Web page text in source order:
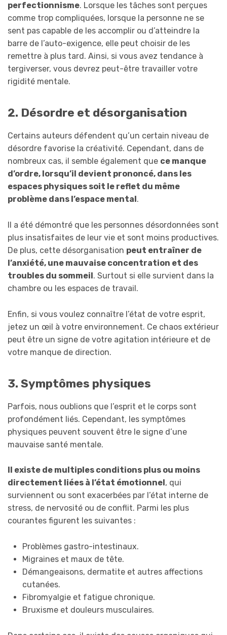
perfectionnisme. Lorsque les tâches sont perçues
comme trop compliquées, lorsque la personne ne se
sent pas capable de les accomplir ou d’atteindre la
barre de l’auto-exigence, elle peut choisir de les
remettre à plus tard. Ainsi, si vous avez tendance à
tergiverser, vous devrez peut-être travailler votre
rigidité mentale.
2. Désordre et désorganisation
Certains auteurs défendent qu’un certain niveau de
désordre favorise la créativité. Cependant, dans de
nombreux cas, il semble également que ce manque
d’ordre, lorsqu’il devient prononcé, dans les
espaces physiques soit le reflet du même
problème dans l’espace mental .
Il a été démontré que les personnes désordonnées sont
plus insatisfaites de leur vie et sont moins productives.
De plus, cette désorganisation peut entraîner de
l’anxiété, une mauvaise concentration et des
troubles du sommeil. Surtout si elle survient dans la
chambre ou les espaces de travail.
Enfin, si vous voulez connaître l’état de votre esprit,
jetez un œil à votre environnement. Ce chaos extérieur
peut être un signe de votre agitation intérieure et de
votre manque de direction.
3. Symptômes physiques
Parfois, nous oublions que l’esprit et le corps sont
profondément liés. Cependant, les symptômes
physiques peuvent souvent être le signe d’une
mauvaise santé mentale.
Il existe de multiples conditions plus ou moins
directement liées à l’état émotionnel , qui
surviennent ou sont exacerbées par l’état interne de
stress, de nervosité ou de conflit. Parmi les plus
courantes figurent les suivantes :
Problèmes gastro-intestinaux.
Migraines et maux de tête.
Démangeaisons, dermatite et autres affections
cutanées.
Fibromyalgie et fatigue chronique.
Bruxisme et douleurs musculaires.